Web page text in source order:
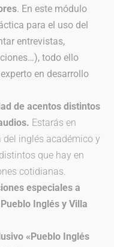
. En este módulo
para el uso del
entrevistas,
todo ello
en desarrollo
de acentos distintos
Estarás en
inglés académico y
que hay en
cotidianas.
especiales a
Pueblo Inglés y Villa
«Pueblo Inglés